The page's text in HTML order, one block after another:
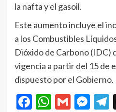
la nafta y el gasoil.
Este aumento incluye el
a los Combustibles
Dióxido de Carbono (IDC)
vigencia a partir del 15 de
dispuesto por el Gobierno.
Facebook
Gmail